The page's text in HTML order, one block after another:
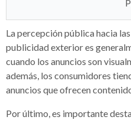
La percepción pública hacia
publicidad exterior es
cuando los anuncios son
además, los consumidores
anuncios que ofrecen
Por último, es importante